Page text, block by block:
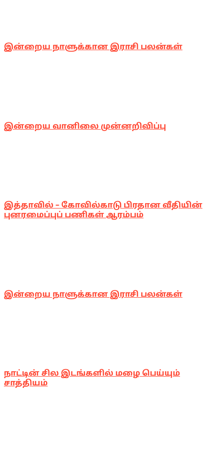
இன்றைய நாளுக்கான இராசி பலன்கள்
இன்றைய வானிலை முன்னறிவிப்பு
இத்தாவில் – கோவில்காடு பிரதான வீதியின்
புனரமைப்புப் பணிகள் ஆரம்பம்
இன்றைய நாளுக்கான இராசி பலன்கள்
நாட்டின் சில இடங்களில் மழை பெய்யும்
சாத்தியம்